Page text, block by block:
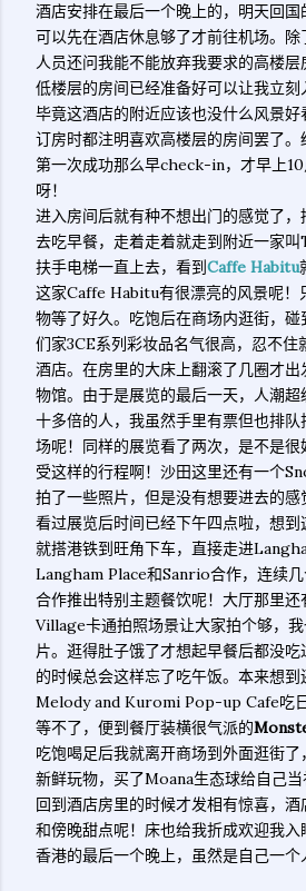
酒店安排在最后一个晚上的，明天回国
可以先在酒店休息够了才前往机场。
人员还问我能不能放弃我要求的高楼
低楼层的房间已经准备好可以让我立刻
毕竟这酒店的附近应该也没什么风景
订房时都注明喜欢高楼层的房间罢了
第一次成功那么早check-in，才早上
呀！
进入房间后就有种不想出门的感觉了
去吃早餐，走着走着就走到附近一家
扶手电梯一直上去，看到Caffe Habitu
这家Caffe Habitu有很漂亮的风景呢！
物等了好久。吃饱后在商场内逛街，
们家3CE系列彩妆品名气很高，忍不住
酒店。在房里的大床上翻滚了几圈才
物馆。由于是展览的最后一天，人潮
十多倍的人，我虽然手里有票但也排
场呢！同样的展览看了两次，是不是
受这样的行程啊！沙田这里还有一个
拍了一些照片，但是没有想要进去的感
看过展览后时间已经下午四点啦，想
就搭港铁到旺角下车，直接走进
Langham Place和Sanrio合作，连续
合作推出特别主题餐饮呢！大厅那里
Village卡通拍照场景让大家拍个够，
片。逛得肚子饿了才想起早餐后都没
的时候总会这样忘了吃午饭。本来想
Melody and Kuromi Pop-up Cafe吃
等不了，便到餐厅装横很气派的
吃饱喝足后我就离开商场到外面逛街
新鲜玩物，买了Moana生态球给自己当
回到酒店房里的时候才发相有惊喜，
和傍晚甜点呢！床也给我折成欢迎我
香港的最后一个晚上，虽然是自己一个